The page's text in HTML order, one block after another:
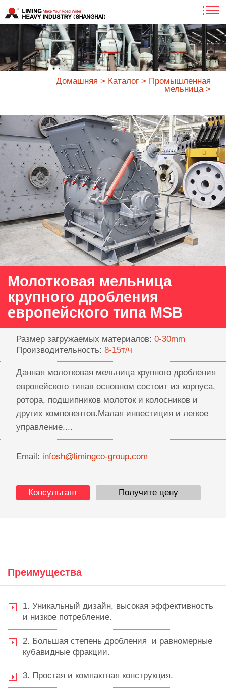
Домашняя > Каталог > Промышленная
мельница>
Молотковая мельница
крупного дробления
европейского типа MSB
Размер загружаемых материалов: 0-30mm
Производительность: 8-15т/ч
Данная молотковая мельница крупного дробления
европейского типав основном состоит из корпуса,
ротора, подшипников молоток и колосников и
других компонентов.Малая инвестиция и легкое
управление....
Email: infosh@limingco-group.com
Консультант Получите цену
Преимущества
1. Уникальный дизайн, высокая эффективность
и низкое потребление.
2. Большая степень дробления и равномерные
кубавидные фракции.
3. Простая и компактная конструкция.